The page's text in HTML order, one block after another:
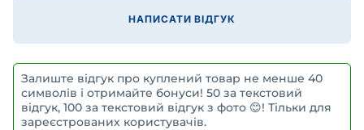
НАПИСАТИ ВІДГУК
Залиште відгук про куплений товар не менше 40
символів і отримайте бонуси! 50 за текстовий
відгук, 100 за текстовий відгук з фото 😊! Тільки для
зареєстрованих користувачів.